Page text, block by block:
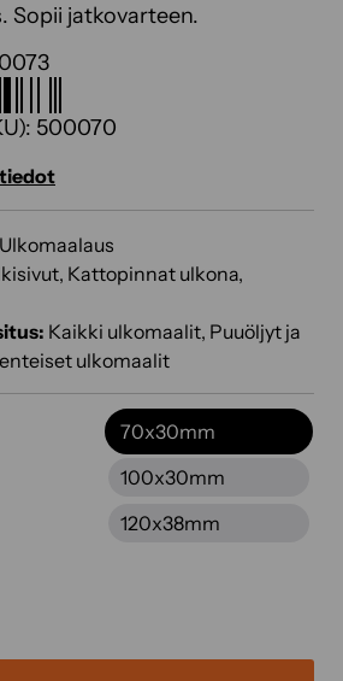
Sopii jatkovarteen.
500070
Ulkomaalaus
Kattopinnat ulkona,
Kaikki ulkomaalit, Puuöljyt ja
ulkomaalit
70x30mm
100x30mm
120x38mm